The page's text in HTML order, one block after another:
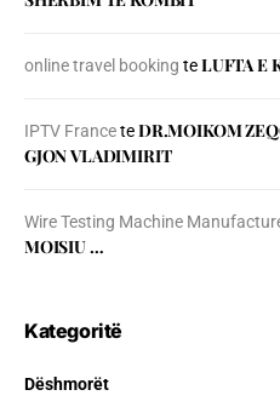
online travel booking teLUFTA E
IPTV FranceteDR.MOIKOM
GJON VLADIMIRIT
Wire Testing Machine
MOISIU …
Kategoritë
Dëshmorët